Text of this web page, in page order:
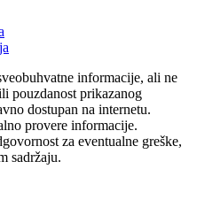
informacije, ali ne
pouzdanost prikazanog
dostupan na internetu.
provere informacije.
za eventualne greške,
sadržaju.